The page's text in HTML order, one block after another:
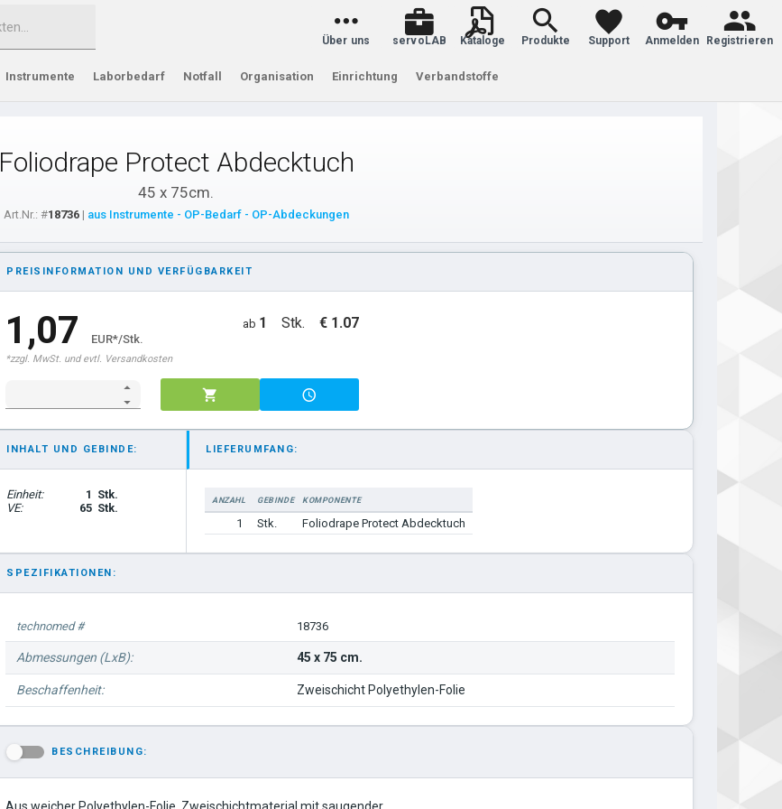
Über uns servoLAB Kataloge Produkte Support Anmelden Registrieren
Instrumente Laborbedarf Notfall Organisation Einrichtung Verbandstoffe
Foliodrape Protect Abdecktuch
45 x 75cm.
Art.Nr.: #18736| aus Instrumente - OP-Bedarf - OP-Abdeckungen
PREISINFORMATION UND VERFÜGBARKEIT
1,07 EUR*/Stk.
*zzgl. MwSt. und evtl. Versandkosten
ab 1 Stk. € 1.07
INHALT UND GEBINDE:
Einheit: 1 Stk.
VE:
65 Stk.
LIEFERUMFANG:
ANZAHL GEBINDE KOMPONENTE
1
Stk. Foliodrape Protect Abdecktuch
SPEZIFIKATIONEN:
technomed # 18736
Abmessungen (LxB): 45 x 75 cm.
Beschaffenheit: Zweischicht Polyethylen-Folie
BESCHREIBUNG: